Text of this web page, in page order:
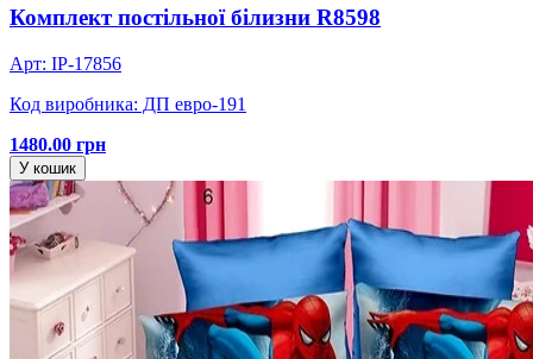
Комплект постільної білизни R8598
Арт: IP-17856
Код виробника: ДП евро-191
1480.00 грн
У кошик